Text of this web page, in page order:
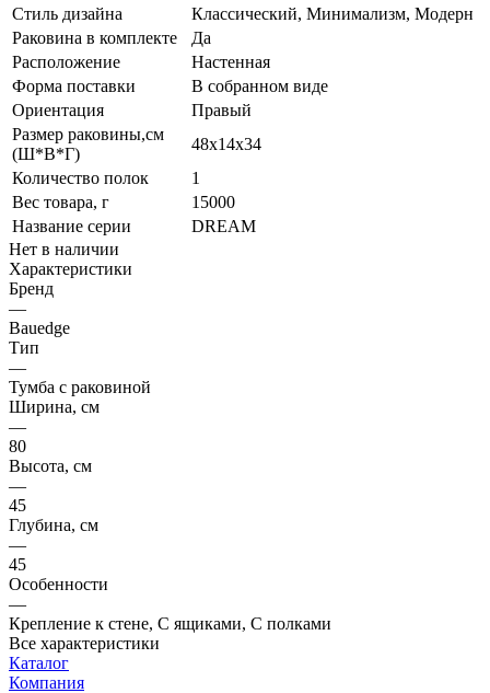
Стиль дизайна
Классический, Минимализм, Модерн
Раковина в комплекте
Да
Расположение
Настенная
Форма поставки
В собранном виде
Ориентация
Правый
Размер раковины,см
(Ш*В*Г)
48х14х34
Количество полок
1
Вес товара, г
15000
Название серии
DREAM
Нет в наличии
Характеристики
Бренд
—
Bauedge
Тип
—
Тумба с раковиной
Ширина, см
—
80
Высота, см
—
45
Глубина, см
—
45
Особенности
—
Крепление к стене, С ящиками, С полками
Все характеристики
Каталог
Компания